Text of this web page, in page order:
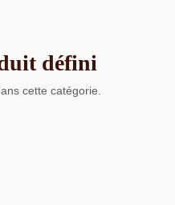
défini
cette catégorie.